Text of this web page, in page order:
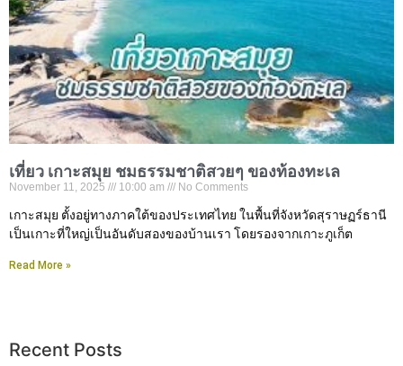
เที่ยว เกาะสมุย ชมธรรมชาติสวยๆ ของท้องทะเล
November 11, 2025 10:00 am No Comments
เกาะสมุย ตั้งอยู่ทางภาคใต้ของประเทศไทย ในพื้นที่จังหวัดสุราษฏร์ธานี
เป็นเกาะที่ใหญ่เป็นอันดับสองของบ้านเรา โดยรองจากเกาะภูเก็ต
Read More »
Recent Posts